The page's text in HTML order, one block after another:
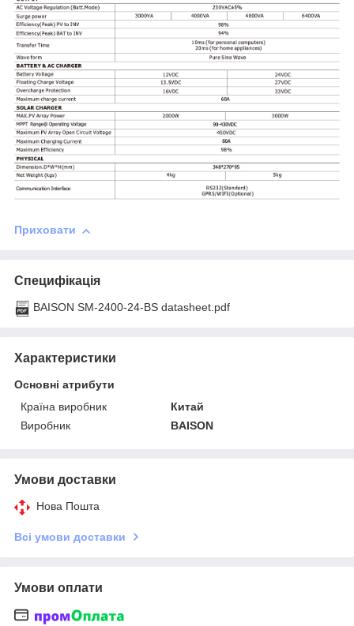
Приховати
Специфікація
BAISON SM-2400-24-BS datasheet.pdf
Характеристики
Основні атрибути
Країна виробник
Китай
Виробник
BAISON
Умови доставки
Нова Пошта
Всі умови доставки
Умови оплати